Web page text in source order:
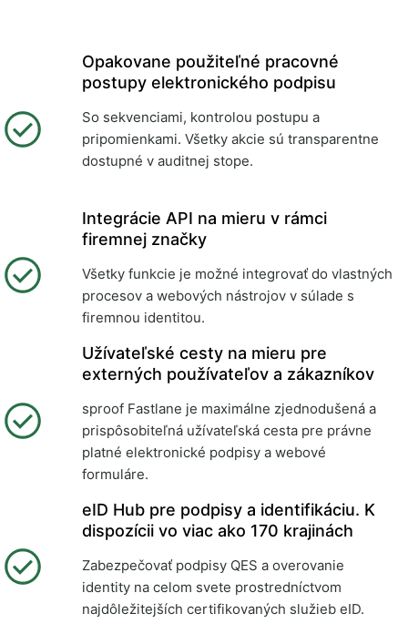
Opakovane použiteľné pracovné
postupy elektronického podpisu
So sekvenciami, kontrolou postupu a
pripomienkami. Všetky akcie sú transparentne
dostupné v auditnej stope.
Integrácie API na mieru v rámci
firemnej značky
Všetky funkcie je možné integrovať do vlastných
procesov a webových nástrojov v súlade s
firemnou identitou.
Užívateľské cesty na mieru pre
externých používateľov a zákazníkov
sproof Fastlane je maximálne zjednodušená a
prispôsobiteľná užívateľská cesta pre právne
platné elektronické podpisy a webové
formuláre.
eID Hub pre podpisy a identifikáciu. K
dispozícii vo viac ako 170 krajinách
Zabezpečovať podpisy QES a overovanie
identity na celom svete prostredníctvom
najdôležitejších certifikovaných služieb eID.